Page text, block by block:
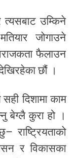
त्यसबाट उम्किने
जोगाउने
फैलाउन
छौं ।
दिशामा काम
बेग्लै कुरा हो ।
राष्ट्रियताको
र विकासका